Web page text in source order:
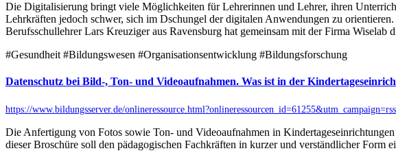
Die Digitalisierung bringt viele Möglichkeiten für Lehrerinnen und Lehrer, ihren
Lehrkräften jedoch schwer, sich im Dschungel der digitalen Anwendungen zu
Berufsschullehrer Lars Kreuziger aus Ravensburg hat gemeinsam mit der Firma Wiselab
#Gesundheit #Bildungswesen #Organisationsentwicklung #Bildungsforschung
Datenschutz bei Bild-, Ton- und Videoaufnahmen. Was ist in der
https://www.bildungsserver.de/
Die Anfertigung von Fotos sowie Ton- und Videoaufnahmen in
dieser Broschüre soll den pädagogischen Fachkräften in kurzer und verständlicher Form